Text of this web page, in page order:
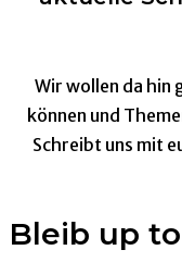
Wir wollen da hin
können und
Schreibt uns mit
Bleib up